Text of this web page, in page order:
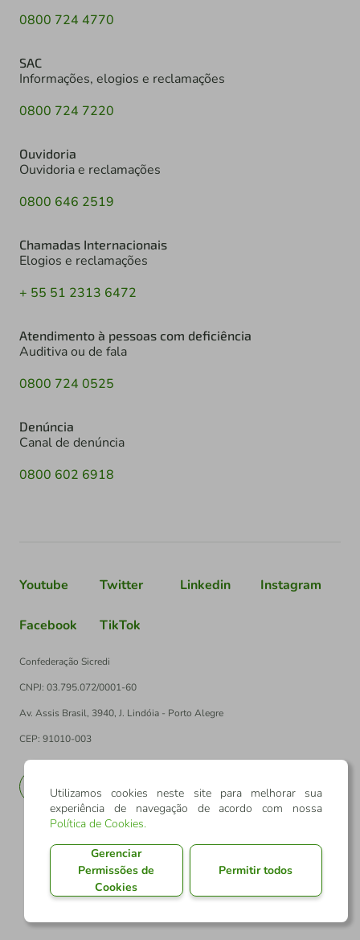
0800 724 4770
SAC
Informações, elogios e reclamações
0800 724 7220
Ouvidoria
Ouvidoria e reclamações
0800 646 2519
Chamadas Internacionais
Elogios e reclamações
+ 55 51 2313 6472
Atendimento à pessoas com deficiência
Auditiva ou de fala
0800 724 0525
Denúncia
Canal de denúncia
0800 602 6918
Youtube Twitter Linkedin Instagram
Facebook TikTok
Confederação Sicredi
CNPJ: 03.795.072/0001-60
Av. Assis Brasil, 3940, J. Lindóia - Porto Alegre
CEP: 91010-003
Utilizamos cookies neste site para melhorar sua
experiência de navegação de acordo com nossa
Política de Cookies.
Gerenciar
Permissões de
Cookies
Permitir todos